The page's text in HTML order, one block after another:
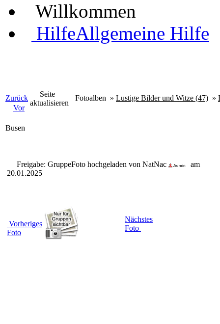
Willkommen
HilfeAllgemeine Hilfe
Zurück
Vor
Seite
aktualisieren
Fotoalben » Lustige Bilder und Witze (47) »
Busen
Freigabe: GruppeFoto hochgeladen von NatNac
am
20.01.2025
Vorheriges
Foto
Nächstes
Foto